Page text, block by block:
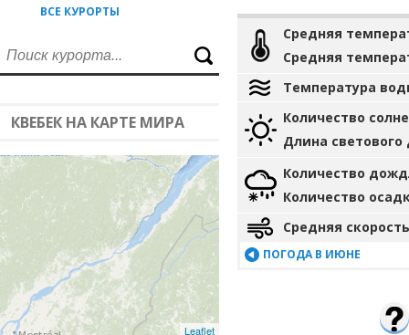
ВСЕ КУРОРТЫ
КВЕБЕК НА КАРТЕ МИРА
Leaflet
Средняя
Средняя
Температура
Количество
Длина светового
Количество
Количество
Средняя
ПОГОДА В ИЮНЕ